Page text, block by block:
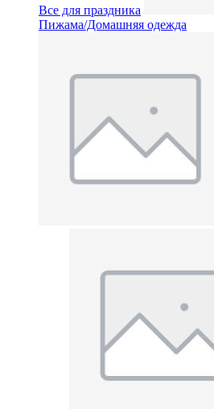
Все для праздника
Пижама/Домашняя одежда